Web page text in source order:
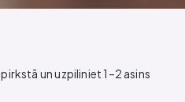
un uzpiliniet 1–2 asins